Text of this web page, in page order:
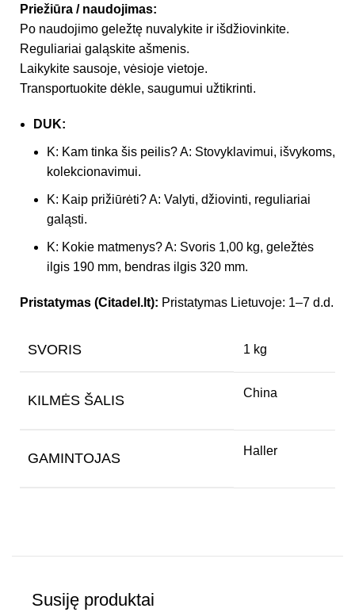
Priežiūra / naudojimas:
Po naudojimo geležtę nuvalykite ir išdžiovinkite.
Reguliariai galąskite ašmenis.
Laikykite sausoje, vėsioje vietoje.
Transportuokite dėkle, saugumui užtikrinti.
DUK:
K: Kam tinka šis peilis? A: Stovyklavimui, išvykoms,
kolekcionavimui.
K: Kaip prižiūrėti? A: Valyti, džiovinti, reguliariai
galąsti.
K: Kokie matmenys? A: Svoris 1,00 kg, geležtės
ilgis 190 mm, bendras ilgis 320 mm.
Pristatymas (Citadel.lt): Pristatymas Lietuvoje: 1–7 d.d.
SVORIS 1 kg
KILMĖS ŠALIS China
GAMINTOJAS Haller
Susiję produktai